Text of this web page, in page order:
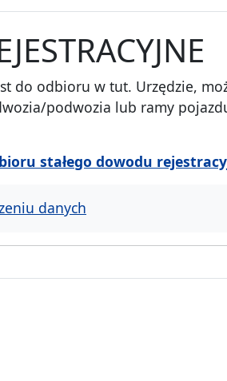
do odbioru w tut. Urzędzie,
podwozia lub ramy
stałego dowodu
danych